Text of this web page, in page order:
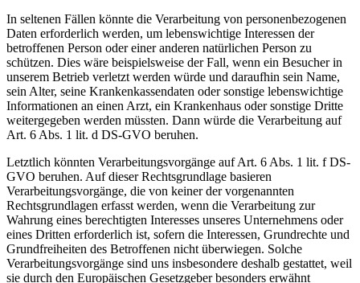
In seltenen Fällen könnte die Verarbeitung von personenbezogenen
Daten erforderlich werden, um lebenswichtige Interessen der
betroffenen Person oder einer anderen natürlichen Person zu
schützen. Dies wäre beispielsweise der Fall, wenn ein Besucher in
unserem Betrieb verletzt werden würde und daraufhin sein Name,
sein Alter, seine Krankenkassendaten oder sonstige lebenswichtige
Informationen an einen Arzt, ein Krankenhaus oder sonstige Dritte
weitergegeben werden müssten. Dann würde die Verarbeitung auf
Art. 6 Abs. 1 lit. d DS-GVO beruhen.
Letztlich könnten Verarbeitungsvorgänge auf Art. 6 Abs. 1 lit. f DS-
GVO beruhen. Auf dieser Rechtsgrundlage basieren
Verarbeitungsvorgänge, die von keiner der vorgenannten
Rechtsgrundlagen erfasst werden, wenn die Verarbeitung zur
Wahrung eines berechtigten Interesses unseres Unternehmens oder
eines Dritten erforderlich ist, sofern die Interessen, Grundrechte und
Grundfreiheiten des Betroffenen nicht überwiegen. Solche
Verarbeitungsvorgänge sind uns insbesondere deshalb gestattet, weil
sie durch den Europäischen Gesetzgeber besonders erwähnt